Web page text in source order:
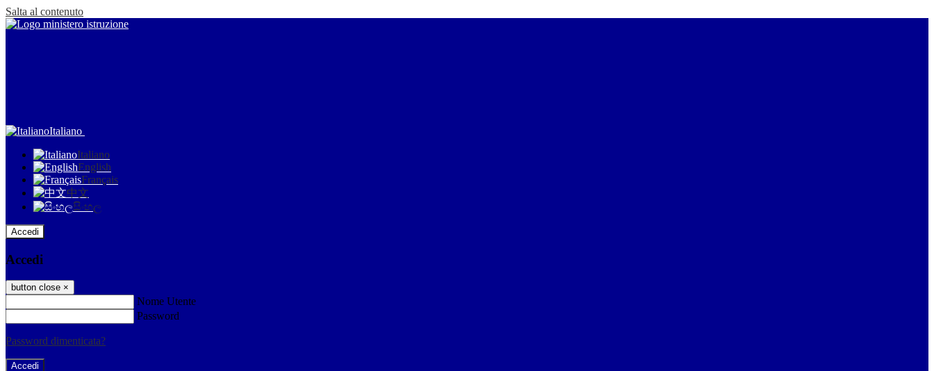
Salta al contenuto
Italiano
Italiano
English
Français
中文
සිංහල
Accedi
Accedi
button close ×
Nome Utente
Password
Password dimenticata?